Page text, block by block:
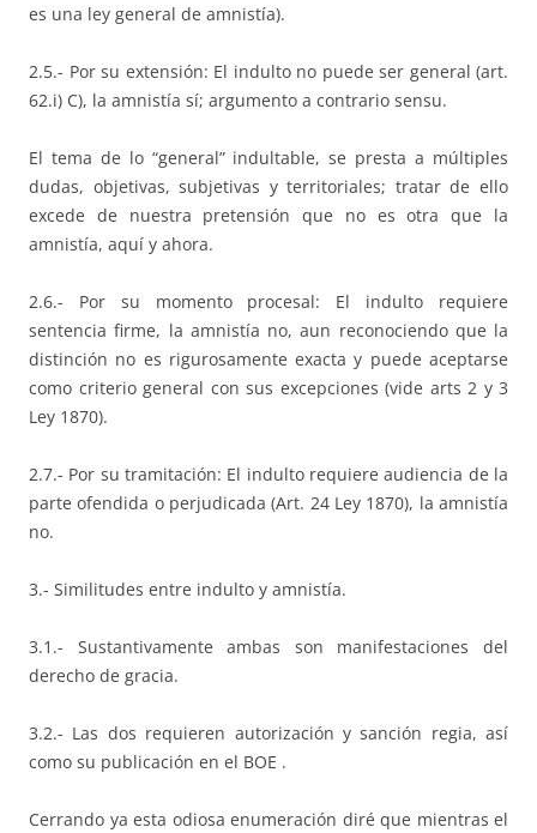
es una ley general de amnistía).
2.5.- Por su extensión: El indulto no puede ser general (art.
62.i) C), la amnistía sí; argumento a contrario sensu.
El tema de lo “general” indultable, se presta a múltiples
dudas, objetivas, subjetivas y territoriales; tratar de ello
excede de nuestra pretensión que no es otra que la
amnistía, aquí y ahora.
2.6.- Por su momento procesal: El indulto requiere
sentencia firme, la amnistía no, aun reconociendo que la
distinción no es rigurosamente exacta y puede aceptarse
como criterio general con sus excepciones (vide arts 2 y 3
Ley 1870).
2.7.- Por su tramitación: El indulto requiere audiencia de la
parte ofendida o perjudicada (Art. 24 Ley 1870), la amnistía
no.
3.- Similitudes entre indulto y amnistía.
3.1.- Sustantivamente ambas son manifestaciones del
derecho de gracia.
3.2.- Las dos requieren autorización y sanción regia, así
como su publicación en el BOE .
Cerrando ya esta odiosa enumeración diré que mientras el